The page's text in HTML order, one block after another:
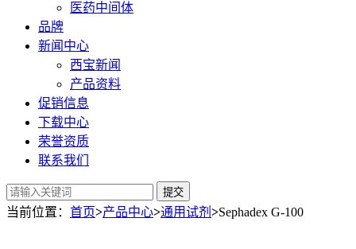
医药中间体
品牌
新闻中心
西宝新闻
产品资料
促销信息
下载中心
荣誉资质
联系我们
提交
当前位置： 首页>产品中心>通用试剂 >Sephadex G-100